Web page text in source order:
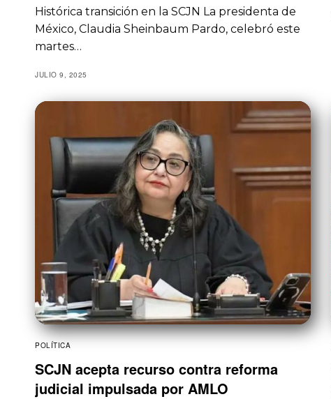
Histórica transición en la SCJN La presidenta de
México, Claudia Sheinbaum Pardo, celebró este
martes…
JULIO 9, 2025
POLÍTICA
SCJN acepta recurso contra reforma
judicial impulsada por AMLO